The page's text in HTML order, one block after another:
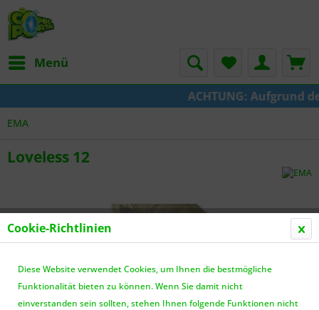
Menü
ACHTUNG: Aufgrund
EMA
Loveless 12
Cookie-Richtlinien
Diese Website verwendet Cookies, um Ihnen die bestmögliche
Funktionalität bieten zu können. Wenn Sie damit nicht
einverstanden sein sollten, stehen Ihnen folgende Funktionen nicht